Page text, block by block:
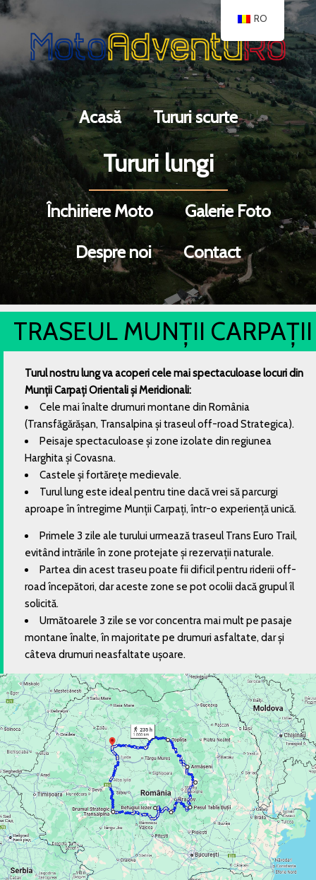
Acasă Tururi scurte
Tururi lungi
Închiriere Moto
Galerie Foto
Despre noi
Contact
TRASEUL MUNȚII CARPAȚII
Turul nostru lung va acoperi cele mai spectaculoase locuri din
Munții Carpați Orientali și Meridionali:
Cele mai înalte drumuri montane din România
(Transfăgărășan, Transalpina și traseul off-road Strategica).
Peisaje spectaculoase și zone izolate din regiunea
Harghita și Covasna.
Castele și fortărețe medievale.
Turul lung este ideal pentru tine dacă vrei să parcurgi
aproape în întregime Munții Carpați, într-o experiență unică.
Primele 3 zile ale turului urmează traseul Trans Euro Trail,
evitând intrările în zone protejate și rezervații naturale.
Partea din acest traseu poate fii dificil pentru riderii off-
road începători, dar aceste zone se pot ocolii dacă grupul îl
solicită.
Următoarele 3 zile se vor concentra mai mult pe pasaje
montane înalte, în majoritate pe drumuri asfaltate, dar și
câteva drumuri neasfaltate ușoare.
RO